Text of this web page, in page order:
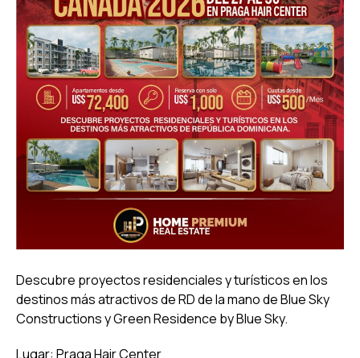
Descubre proyectos residenciales y turísticos en los
destinos más atractivos de RD de la mano de Blue Sky
Constructions y Green Residence by Blue Sky.
Lugar: Praga Hair Center